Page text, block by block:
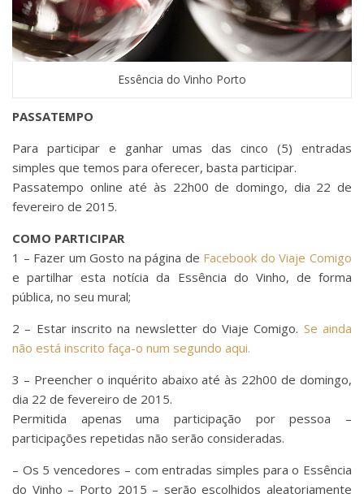
Essência do Vinho Porto
PASSATEMPO
Para participar e ganhar umas das cinco (5) entradas
simples que temos para oferecer, basta participar.
Passatempo online até às 22h00 de domingo, dia 22 de
fevereiro de 2015.
COMO PARTICIPAR
1 – Fazer um Gosto na página de Facebook do Viaje Comigo
e partilhar esta notícia da Essência do Vinho, de forma
pública, no seu mural;
2 – Estar inscrito na newsletter do Viaje Comigo. Se ainda
não está inscrito faça-o num segundo aqui.
3 – Preencher o inquérito abaixo até às 22h00 de domingo,
dia 22 de fevereiro de 2015.
Permitida apenas uma participação por pessoa –
participações repetidas não serão consideradas.
– Os 5 vencedores – com entradas simples para o Essência
do Vinho – Porto 2015 – serão escolhidos aleatoriamente